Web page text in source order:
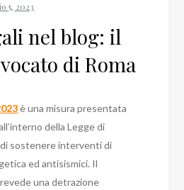
nel blog: il
di Roma
è una misura presentata
della Legge di
sostenere interventi di
ed antisismici. Il
una detrazione